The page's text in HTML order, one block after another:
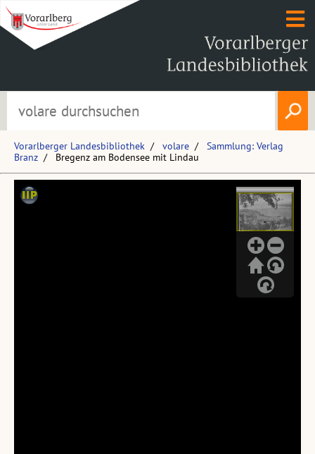
Vorarlberger Landesbibliothek volare
Sammlung: Verlag
Branz
Bregenz am Bodensee mit Lindau